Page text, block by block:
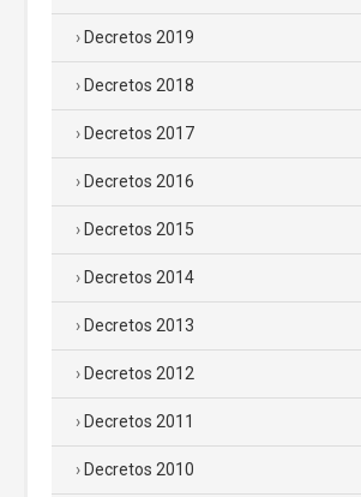
Decretos 2019
Decretos 2018
Decretos 2017
Decretos 2016
Decretos 2015
Decretos 2014
Decretos 2013
Decretos 2012
Decretos 2011
Decretos 2010